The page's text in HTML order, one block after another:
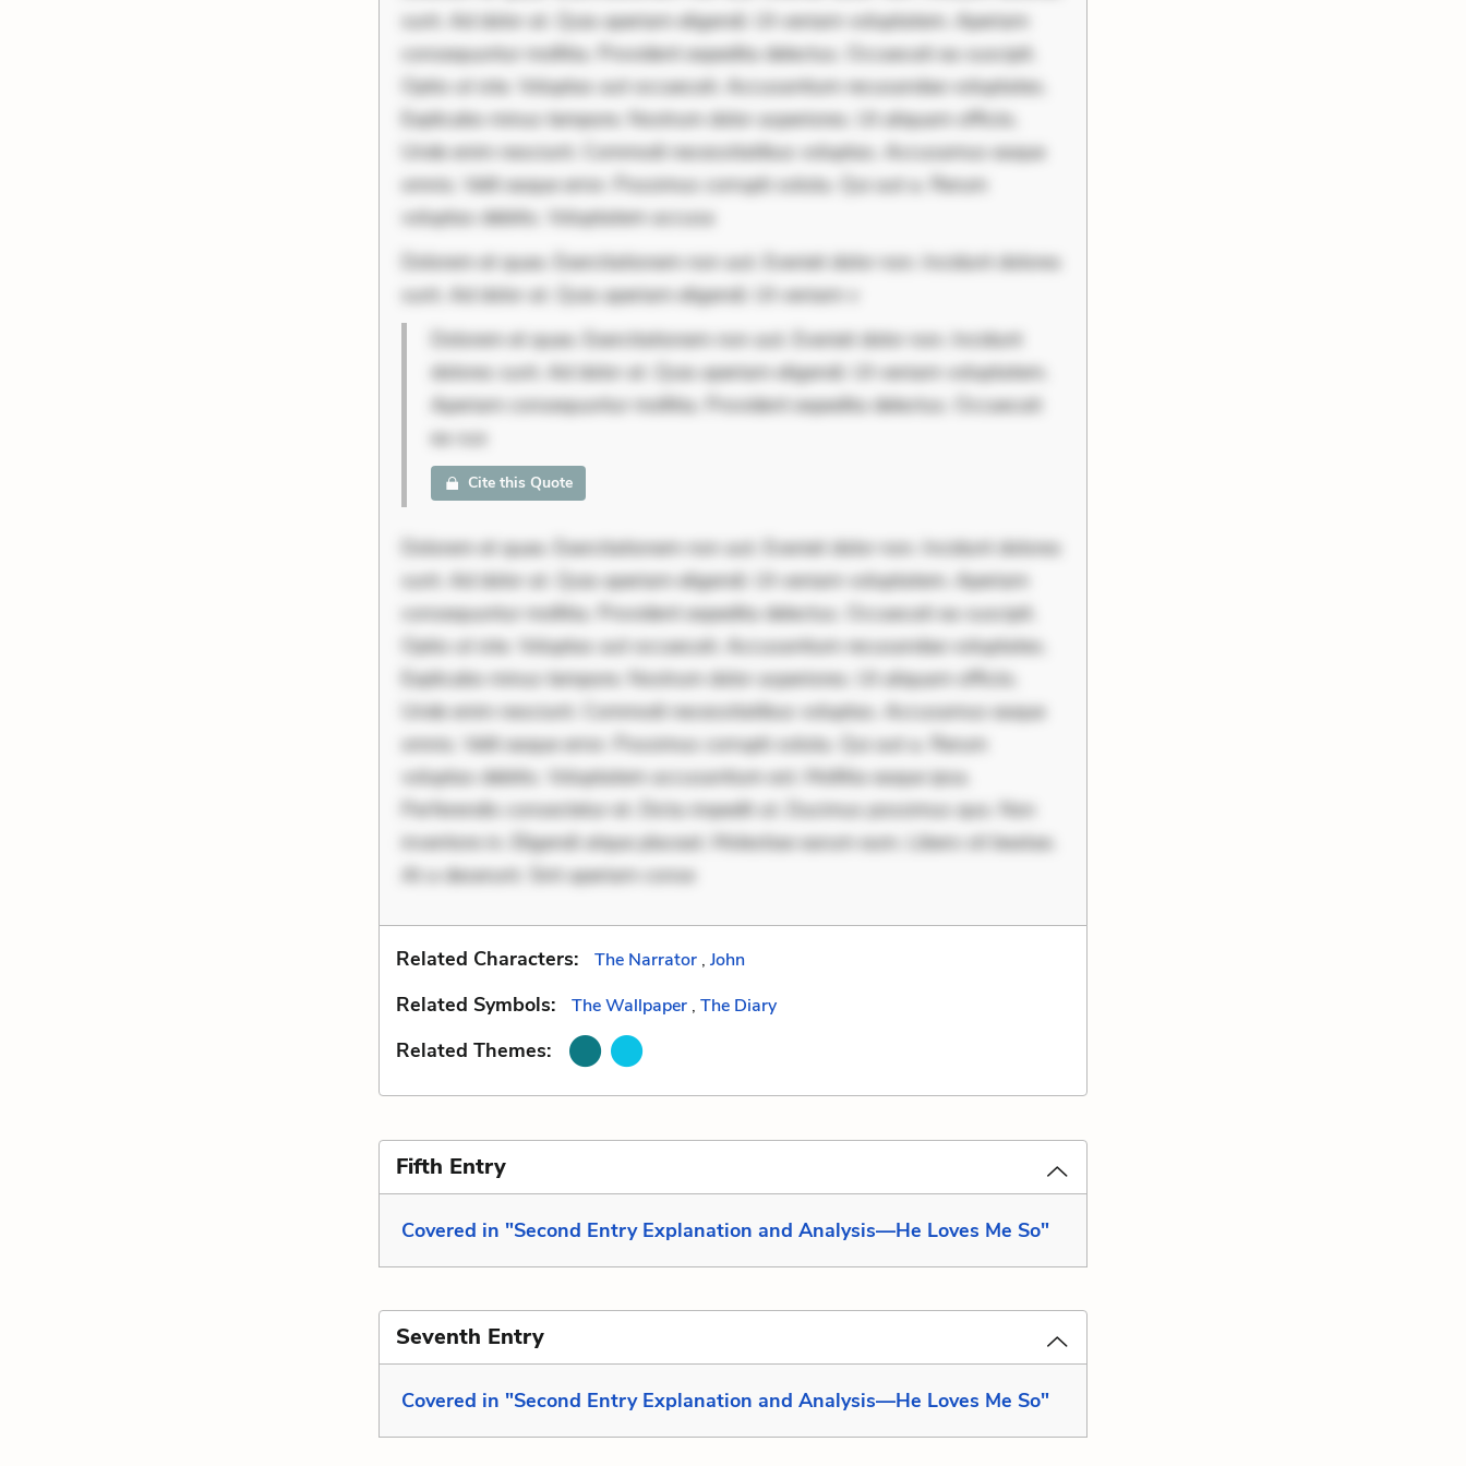
sunt. Ad dolor at. Quia aperiam eligendi. Ut veniam voluptatem. Aperiam
consequuntur mollitia. Provident expedita delectus. Occaecati ea suscipit.
Optio ut iste. Voluptas aut occaecati. Accusantium recusandae voluptates.
Explicabo minus tempore. Nostrum dolor asperiores. Ut aliquam officiis.
Unde enim nesciunt. Commodi necessitatibus voluptas. Accusamus eaque
omnis. Velit eaque error. Possimus corrupti soluta. Qui aut a. Rerum
voluptas debitis. Voluptatem accusa
Dolorem et quae. Exercitationem non aut. Eveniet dolor non. Incidunt dolores
sunt. Ad dolor at. Quia aperiam eligendi. Ut veniam v
Dolorem et quae. Exercitationem non aut. Eveniet dolor non. Incidunt
dolores sunt. Ad dolor at. Quia aperiam eligendi. Ut veniam voluptatem.
Aperiam consequuntur mollitia. Provident expedita delectus. Occaecati
ea sus
Cite this Quote
Dolorem et quae. Exercitationem non aut. Eveniet dolor non. Incidunt dolores
sunt. Ad dolor at. Quia aperiam eligendi. Ut veniam voluptatem. Aperiam
consequuntur mollitia. Provident expedita delectus. Occaecati ea suscipit.
Optio ut iste. Voluptas aut occaecati. Accusantium recusandae voluptates.
Explicabo minus tempore. Nostrum dolor asperiores. Ut aliquam officiis.
Unde enim nesciunt. Commodi necessitatibus voluptas. Accusamus eaque
omnis. Velit eaque error. Possimus corrupti soluta. Qui aut a. Rerum
voluptas debitis. Voluptatem accusantium est. Mollitia eaque ipsa.
Perferendis consectetur et. Dicta impedit ut. Ducimus possimus quo. Non
inventore in. Eligendi atque placeat. Molestiae earum eum. Libero sit beatae.
At a deserunt. Sint aperiam conse
Related Characters: The Narrator , John
Related Symbols: The Wallpaper , The Diary
Related Themes:
Fifth Entry
Covered in "Second Entry Explanation and Analysis—He Loves Me So"
Seventh Entry
Covered in "Second Entry Explanation and Analysis—He Loves Me So"